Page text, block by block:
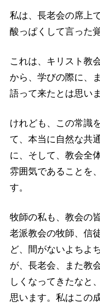
私は、長老会の席上
酸っぱくして言った
これは、キリスト教
から、学びの際に、
語って来たとは思いま
けれども、この常識
て、本当に自然な共
に、そして、教会全
雰囲気であることを
す。
牧師の私も、教会の
老派教会の牧師、信
ど、間がないよちよ
が、長老会、また教
しくなってきたなと
思います。私はこの